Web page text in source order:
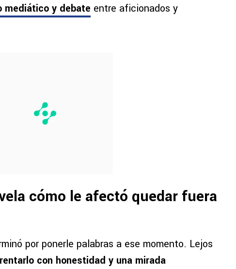
mediático y debate entre aficionados y
cómo le afectó quedar fuera
por ponerle palabras a ese momento. Lejos
con honestidad y una mirada